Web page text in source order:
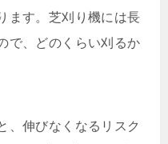
ます。芝刈り機には長
で、どのくらい刈るか
、伸びなくなるリスク